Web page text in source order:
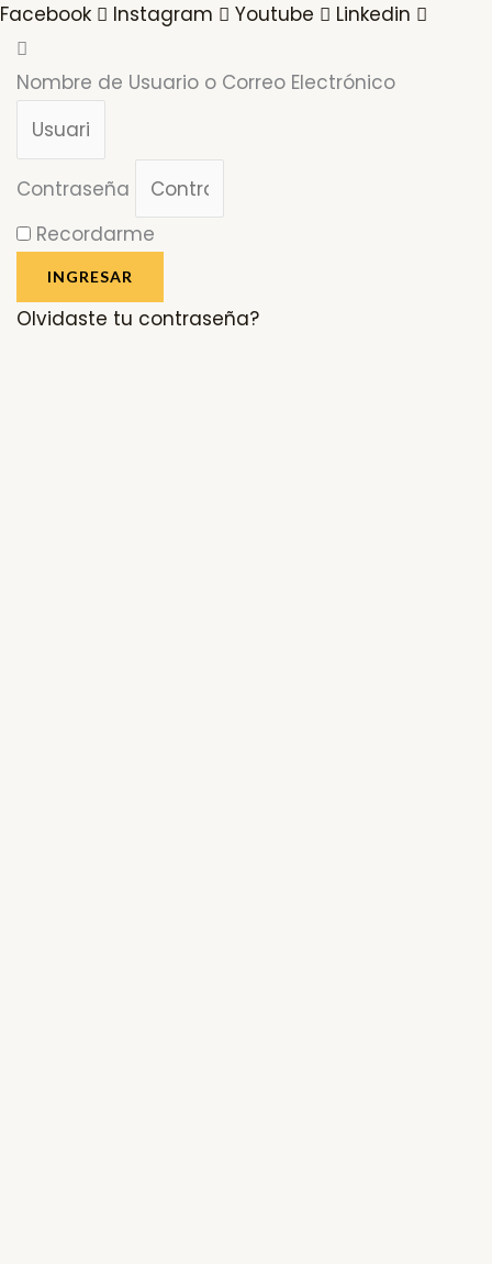
Facebook
Instagram Youtube Linkedin
Nombre de Usuario o Correo Electrónico
Contraseña
Recordarme
INGRESAR
Olvidaste tu contraseña?